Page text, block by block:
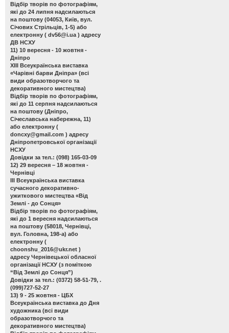
Відбір творів по фотографіям,
які до 24 липня надсилаються
на поштову (04053, Київ, вул.
Січових Стрільців, 1-5) або
електронну ( dv56@i.ua ) адресу
ДВ НСХУ
11) 10 вересня - 10 жовтня -
Дніпро
ХІІІ Всеукраїнська виставка
«Чарівні барви Дніпра» (всі
види образотворчого та
декоративного мистецтва)
Відбір творів по фотографіям,
які до 11 серпня надсилаються
на поштову (Дніпро,
Січеславська набережна, 11)
або електронну (
doncxy@gmail.com ) адресу
Дніпропетровської організації
НСХУ
Довідки за тел.: (098) 165-03-09
12) 29 вересня – 18 жовтня -
Чернівці
ІІІ Всеукраїнська виставка
сучасного декоративно-
ужиткового мистецтва «Від
Землі - до Сонця»
Відбір творів по фотографіям,
які до 1 вересня надсилаються
на поштову (58018, Чернівці,
вул. Головна, 198-а) або
електронну (
choonshu_2016@ukr.net )
адресу Чернівецької обласної
організації НСХУ (з поміткою
“Від Землі до Сонця”)
Довідки за тел.: (0372) 58-51-79, .
(099)727-52-27
13) 9 - 25 жовтня - ЦБХ
Всеукраїнська виставка до Дня
художника (всі види
образотворчого та
декоративного мистецтва)